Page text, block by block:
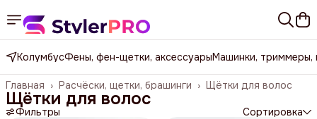
КолумбусФены, фен-щетки, аксессуарыМашинки, триммеры,
Щётки для волос
Расчёски, щетки, брашинги ›
Главная ›
Щётки для волос
Фильтры Сортировка